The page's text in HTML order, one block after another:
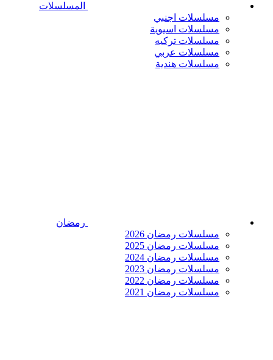
المسلسلات
مسلسلات اجنبي
مسلسلات اسيوية
مسلسلات تركيه
مسلسلات عربي
مسلسلات هندية
رمضان
مسلسلات رمضان 2026
مسلسلات رمضان 2025
مسلسلات رمضان 2024
مسلسلات رمضان 2023
مسلسلات رمضان 2022
مسلسلات رمضان 2021